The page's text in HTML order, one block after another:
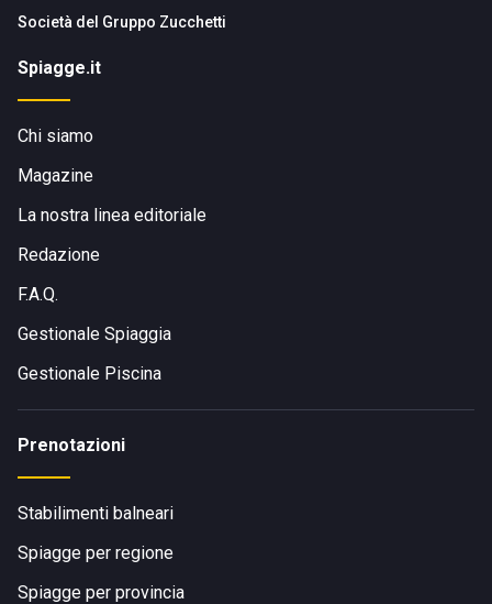
Società del Gruppo Zucchetti
Spiagge.it
Chi siamo
Magazine
La nostra linea editoriale
Redazione
F.A.Q.
Gestionale Spiaggia
Gestionale Piscina
Prenotazioni
Stabilimenti balneari
Spiagge per regione
Spiagge per provincia